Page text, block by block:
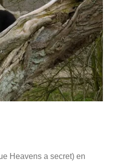
Heavens a secret) en